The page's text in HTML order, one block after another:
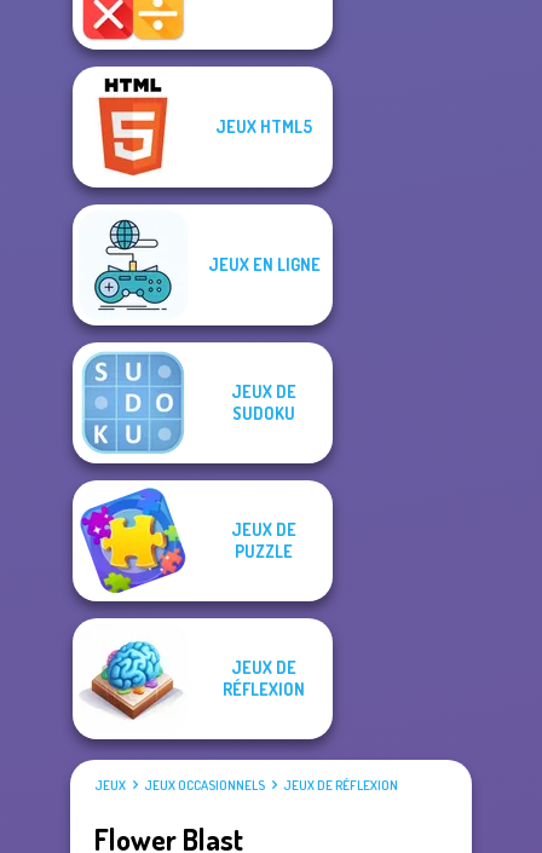
JEUX HTML5
JEUX EN LIGNE
JEUX DE
SUDOKU
JEUX DE
PUZZLE
JEUX DE
RÉFLEXION
JEUX JEUX OCCASIONNELS JEUX DE RÉFLEXION
Flower Blast